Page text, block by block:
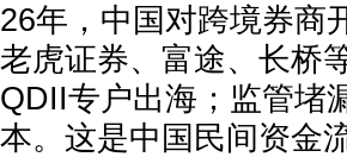
26年，中国对跨境券商
老虎证券、富途、长桥
QDII专户出海；监管堵
本。这是中国民间资金